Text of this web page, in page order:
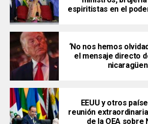
espiritistas en el
‘No nos hemos
el mensaje directo
EEUU y otros
reunión
de la OEA sobre